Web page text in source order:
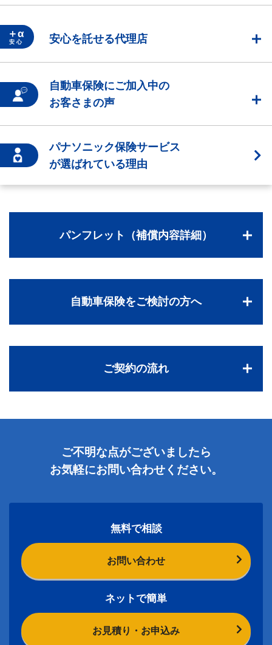
＋α
安 心 安心を託せる代理店
自動車保険にご加入中の
お客さまの声
パナソニック保険サービス
が選ばれている理由
パンフレット（補償内容詳細）
自動車保険をご検討の方へ
ご契約の流れ
無料で相談
お問い合わせ
ネットで簡単
お見積り・お申込み
ご不明な点がございましたら
お気軽にお問い合わせください。